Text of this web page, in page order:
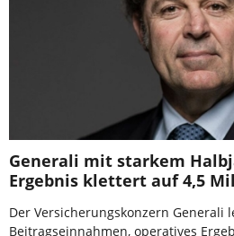
Generali mit starkem
Ergebnis klettert auf 4,5
Der Versicherungskonzern Generali
Beitragseinnahmen, operatives